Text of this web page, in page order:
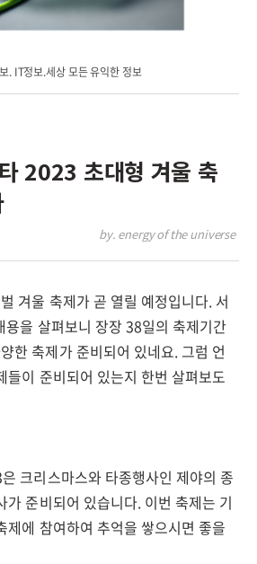
. IT정보.세상 모든 유익한 정보
2023 초대형 겨울 축
by. energy of the universe
겨울 축제가 곧 열릴 예정입니다. 서
을 살펴보니 장장 38일의 축제기간
한 축제가 준비되어 있네요. 그럼 언
들이 준비되어 있는지 한번 살펴보도
크리스마스와 타종행사인 제야의 종
가 준비되어 있습니다. 이번 축제는 기
제에 참여하여 추억을 쌓으시면 좋을